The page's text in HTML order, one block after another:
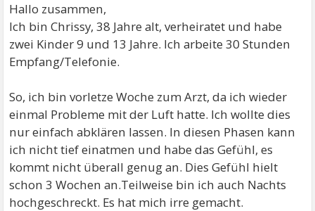
Hallo zusammen,
Ich bin Chrissy, 38 Jahre alt, verheiratet und habe
zwei Kinder 9 und 13 Jahre. Ich arbeite 30 Stunden
Empfang/Telefonie.
So, ich bin vorletze Woche zum Arzt, da ich wieder
einmal Probleme mit der Luft hatte. Ich wollte dies
nur einfach abklären lassen. In diesen Phasen kann
ich nicht tief einatmen und habe das Gefühl, es
kommt nicht überall genug an. Dies Gefühl hielt
schon 3 Wochen an.Teilweise bin ich auch Nachts
hochgeschreckt. Es hat mich irre gemacht.